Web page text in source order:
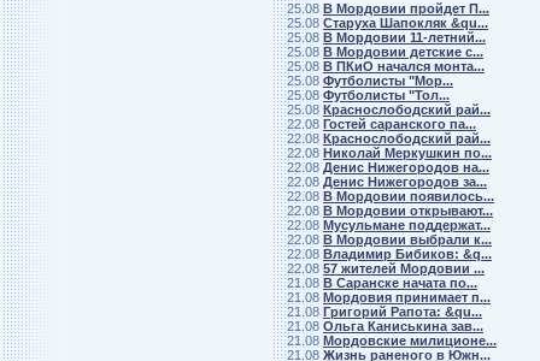
25.08 В Мордовии пройдет П...
25.08 Старуха Шапокляк &qu...
25.08 В Мордовии 11-летний...
25.08 В Мордовии детские с...
25.08 В ПКиО начался монта...
25.08 Футболисты "Мор...
25.08 Футболисты "Тол...
25.08 Краснослободский рай...
22.08 Гостей саранского па...
22.08 Краснослободский рай...
22.08 Николай Меркушкин по...
22.08 Денис Нижегородов на...
22.08 Денис Нижегородов за...
22.08 В Мордовии появилось...
22.08 В Мордовии открывают...
22.08 Мусульмане поддержат...
22.08 В Мордовии выбрали к...
22.08 Владимир Бибиков: &q...
22.08 57 жителей Мордовии ...
21.08 В Саранске начата по...
21.08 Мордовия принимает п...
21.08 Григорий Рапота: &qu...
21.08 Ольга Каниськина зав...
21.08 Мордовские милиционе...
21.08 Жизнь раненого в Южн...